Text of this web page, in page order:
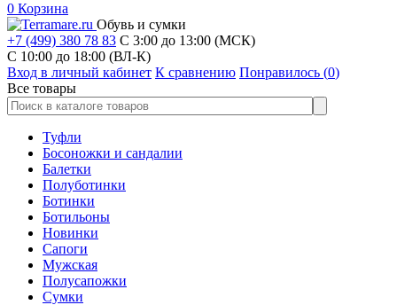
0 Корзина
Обувь и сумки
+7 (499) 380 78 83 С 3:00 до 13:00 (МСК)
C 10:00 до 18:00 (ВЛ-К)
Вход в личный кабинет К сравнению Понравилось (0)
Все товары
Туфли
Босоножки и сандалии
Балетки
Полуботинки
Ботинки
Ботильоны
Новинки
Сапоги
Мужская
Полусапожки
Сумки